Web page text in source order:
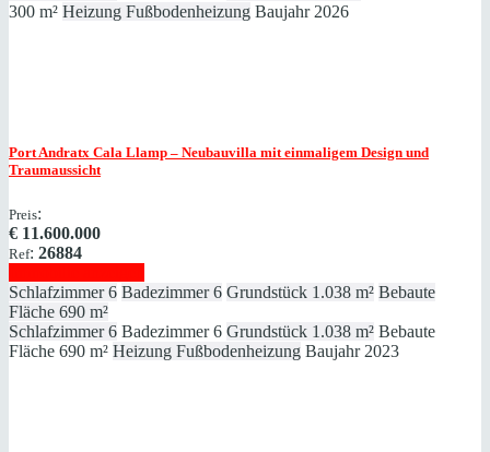
300 m² Heizung Fußbodenheizung Baujahr 2026
Port Andratx Cala Llamp – Neubauvilla mit einmaligem Design und
Traumaussicht
Preis:
€ 11.600.000
Ref: 26884
Schlafzimmer 6 Badezimmer 6 Grundstück 1.038 m² Bebaute
Fläche 690 m²
Schlafzimmer 6 Badezimmer 6 Grundstück 1.038 m² Bebaute
Fläche 690 m² Heizung Fußbodenheizung Baujahr 2023